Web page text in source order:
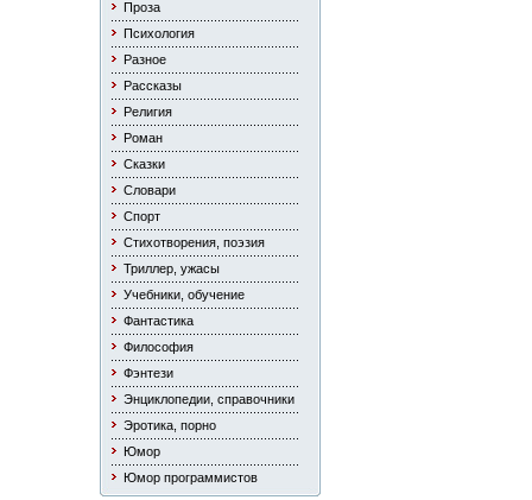
Проза
Психология
Разное
Рассказы
Религия
Роман
Сказки
Словари
Спорт
Стихотворения, поэзия
Триллер, ужасы
Учебники, обучение
Фантастика
Философия
Фэнтези
Энциклопедии, справочники
Эротика, порно
Юмор
Юмор программистов